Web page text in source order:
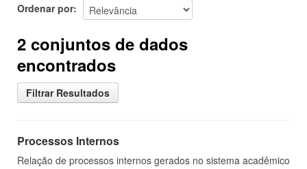
Ordenar por
2 conjuntos de dados
encontrados
Filtrar Resultados
Processos Internos
Relação de processos internos gerados no sistema acadêmico